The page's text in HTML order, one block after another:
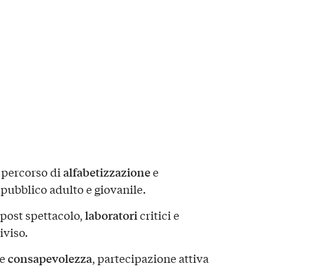
dialfabetizzazionee
adulto e giovanile.
spettacolo,laboratoricritici e
consapevolezza, partecipazione attiva